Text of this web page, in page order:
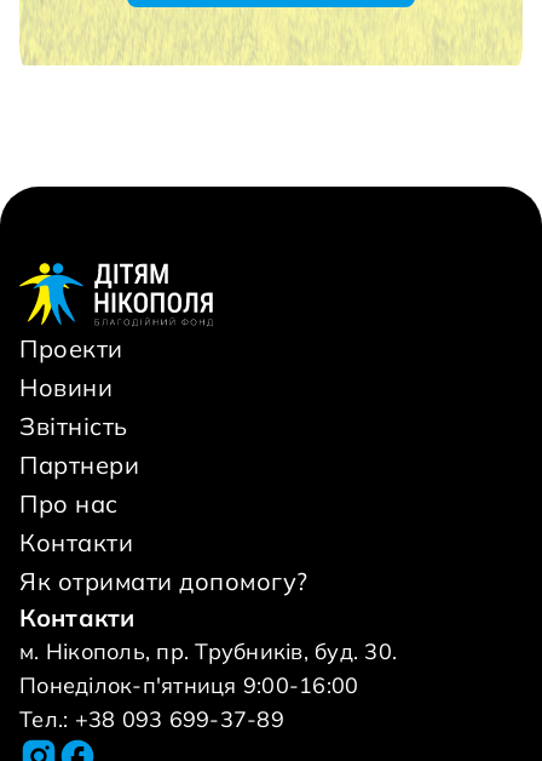
Проекти
Новини
Звітність
Партнери
Про нас
Контакти
Як отримати допомогу?
Контакти
м. Нікополь, пр. Трубників, буд. 30.
Понеділок-п'ятниця 9:00-16:00
Тел.: +38 093 699-37-89